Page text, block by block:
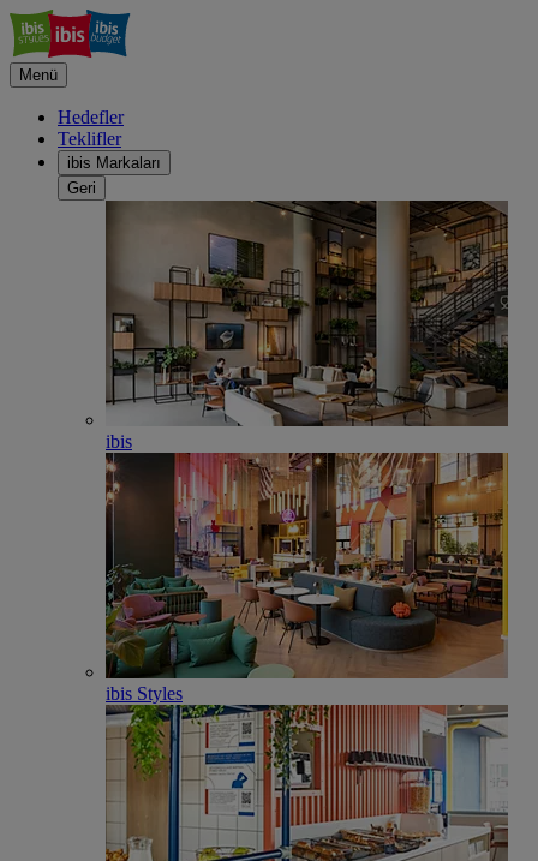
Menü
Hedefler
Teklifler
ibis Markaları
Geri
ibis
ibis Styles